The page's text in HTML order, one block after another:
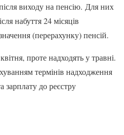
виходу на пенсію. Для них
набуття 24 місяців
(перерахунку) пенсій.
проте надходять у травні.
термінів надходження
зарплату до реєстру